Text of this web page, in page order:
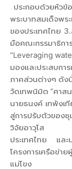
ประกอบด้วยหัว
พระบาทสมเด็จพ
ของประเทศไทย
มือคณะกรรมาธิกา
“Leveraging
มองและประสบกา
ภาคส่วนต่างๆ ดัง
วัดเทพนิมิต “ศาส
นายธนงค์ เทพังเ
สู่การปรับตัวของ
วิจัยอาวุโส สถ
ประเทศไทย แล
โครงการเครือข่า
แม่โขง